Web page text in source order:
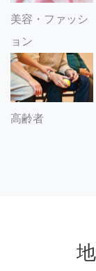
美容・ファッシ
ョン
高齢者